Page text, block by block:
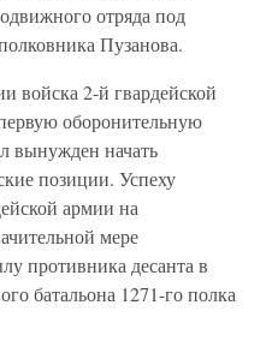
отряда под
Пузанова.
войска 2-й гвардейской
оборонительную
вынужден начать
позиции. Успеху
армии на
мере
противника десанта в
батальона 1271-го полка